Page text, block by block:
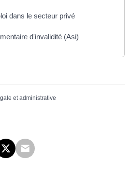
dans le secteur privé
d'invalidité (Asi)
et administrative